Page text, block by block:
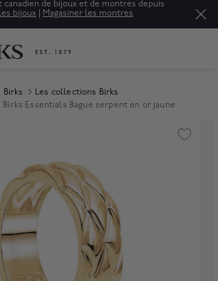
canadien de bijoux et de montres depuis
bijoux Magasiner les montres
Birks
Les collections Birks
Birks Essentials Bague serpent en or jaune